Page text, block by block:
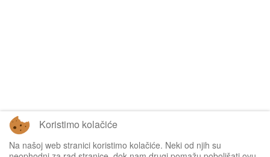
Tablice omogućujeSofascore
Koristimo kolačiće
Na našoj web stranici koristimo kolačiće. Neki od njih su